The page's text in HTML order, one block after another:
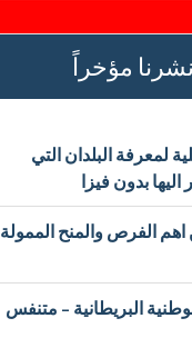
نشرنا مؤخراً
لمعرفة البلدان التي
بدون فيزا
الفرص والمنح الممولة
البريطانية – متنفس